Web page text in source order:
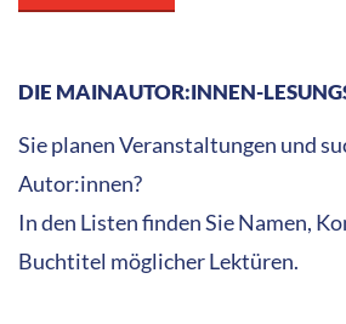
DIE MAINAUTOR:INNEN-
Sie planen Veranstaltungen und
Autor:innen?
In den Listen finden Sie Namen,
Buchtitel möglicher Lektüren.